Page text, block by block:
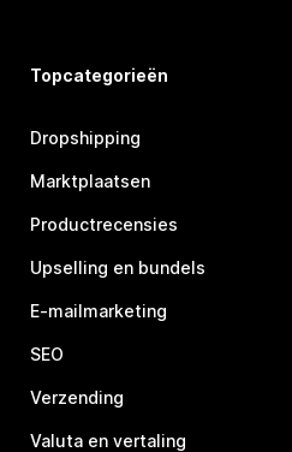
Topcategorieën
Dropshipping
Marktplaatsen
Productrecensies
Upselling en bundels
E-mailmarketing
SEO
Verzending
Valuta en vertaling